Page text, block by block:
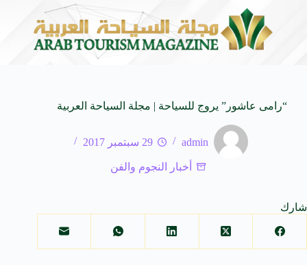
العالمية 8 أغسطس 2026 وزير الثقافة السعودي: استضافة المملكة
“رامى عاشور” يروج للسياحة | مجلة السياحة العربية
admin 29 سبتمبر 2017
أخبار النجوم والفن
شارك